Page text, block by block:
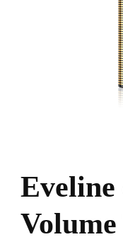
Eveline